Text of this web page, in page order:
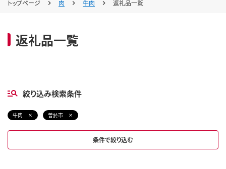
トップページ 肉 牛肉 返礼品一覧
返礼品一覧
絞り込み検索条件
牛肉 曽於市
条件で絞り込む